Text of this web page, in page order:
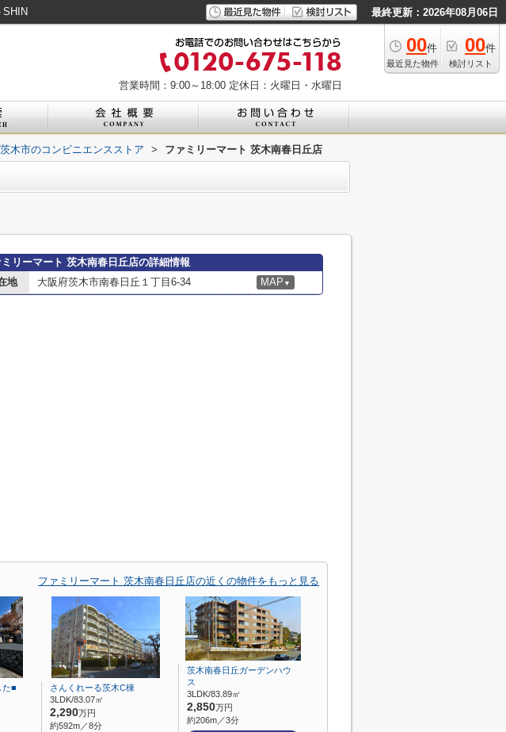
SHIN 最終更新：2026年08月06日
00件
最近見た物件
00件
検討リスト
営業時間：9:00～18:00 定休日：火曜日・水曜日
茨木市のコンビニエンスストア > ファミリーマート 茨木南春日丘店
ミリーマート 茨木南春日丘店の詳細情報
地
大阪府茨木市南春日丘１丁目6-34 MAP ▼
ファミリーマート 茨木南春日丘店の近くの物件をもっと見る
た■
さんくれーる茨木C棟
3LDK/83.07㎡
2,290万円
約592m／8分
茨木南春日丘ガーデンハウ
ス
3LDK/83.89㎡
2,850万円
約206m／3分